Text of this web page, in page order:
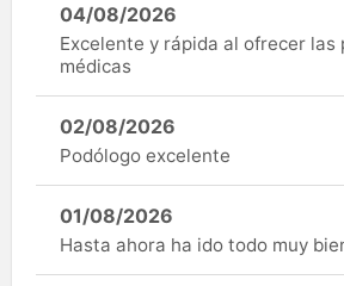
04/08/2026
Excelente y rápida al ofrecer las
médicas
02/08/2026
Podólogo excelente
01/08/2026
Hasta ahora ha ido todo muy